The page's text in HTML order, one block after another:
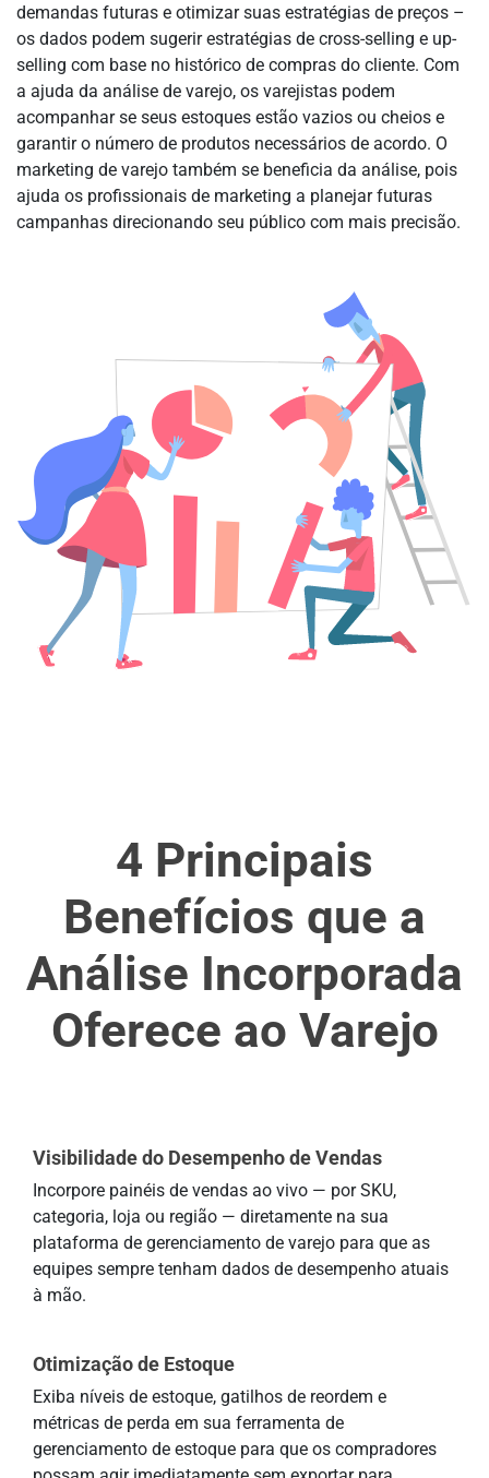
demandas futuras e otimizar suas estratégias de preços –
os dados podem sugerir estratégias de cross-selling e up-
selling com base no histórico de compras do cliente. Com
a ajuda da análise de varejo, os varejistas podem
acompanhar se seus estoques estão vazios ou cheios e
garantir o número de produtos necessários de acordo. O
marketing de varejo também se beneficia da análise, pois
ajuda os profissionais de marketing a planejar futuras
campanhas direcionando seu público com mais precisão.
4 Principais
Benefícios que a
Análise Incorporada
Oferece ao Varejo
Visibilidade do Desempenho de Vendas
Incorpore painéis de vendas ao vivo — por SKU,
categoria, loja ou região — diretamente na sua
plataforma de gerenciamento de varejo para que as
equipes sempre tenham dados de desempenho atuais
à mão.
Otimização de Estoque
Exiba níveis de estoque, gatilhos de reordem e
métricas de perda em sua ferramenta de
gerenciamento de estoque para que os compradores